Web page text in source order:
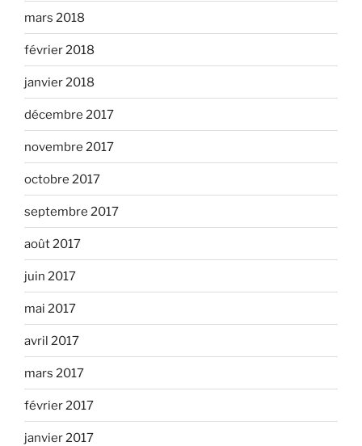
mars 2018
février 2018
janvier 2018
décembre 2017
novembre 2017
octobre 2017
septembre 2017
août 2017
juin 2017
mai 2017
avril 2017
mars 2017
février 2017
janvier 2017